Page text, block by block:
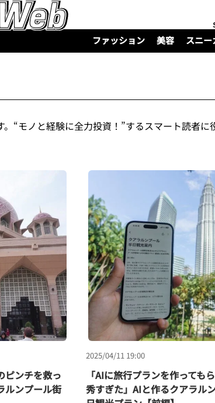
ファッション
美容 スニー
。“モノと経験に全力投資！”するスマート読者
ピンチを救っ
ルンプール街
2025/04/11 19:00
「AIに旅行プランを作っても
秀すぎた」AIと作るクアラル